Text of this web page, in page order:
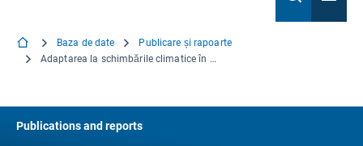
Baza de date
Publicare și rapoarte
Adaptarea la schimbările climatice în sistemul de sănătate publică reorganizat din Regatul Unit: Opinia administrației locale
Publications and reports